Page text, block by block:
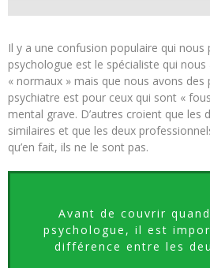
Il y a une confusion populaire qui nous
psychologue est le spécialiste qui
« normaux » mais que nous avons
psychiatre est pour ceux qui sont «
mental grave. D’autres croient que les
similaires et que les deux
qu’en fait, ils ne le sont pas.
Avant de couvrir
psychologue, il est
différence entre les